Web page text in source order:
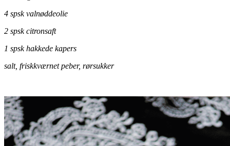
4 spsk valnøddeolie
2 spsk citronsaft
1 spsk hakkede kapers
salt, friskkværnet peber, rørsukker